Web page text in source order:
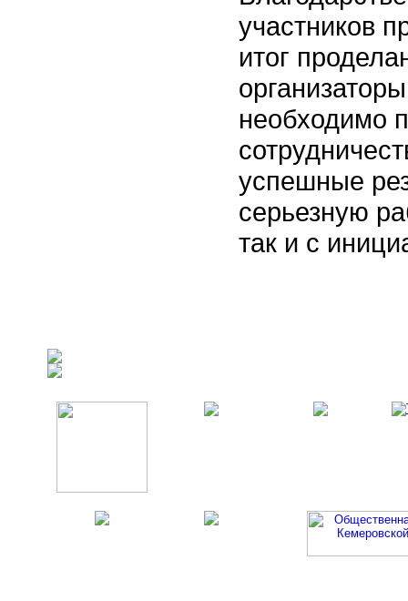
участников
итог
необходимо
успешные
серьезную
так и с